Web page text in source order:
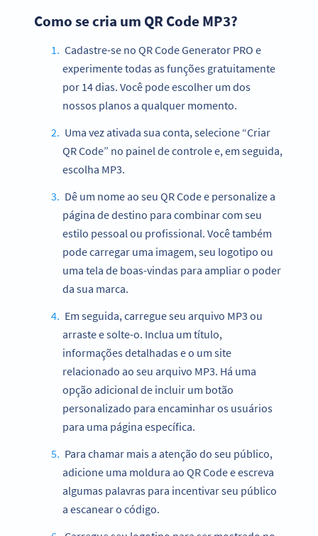
Como se cria um QR Code MP3?
Cadastre-se no QR Code Generator PRO e
experimente todas as funções gratuitamente
por 14 dias. Você pode escolher um dos
nossos planos a qualquer momento.
Uma vez ativada sua conta, selecione “Criar
QR Code” no painel de controle e, em seguida,
escolha MP3.
Dê um nome ao seu QR Code e personalize a
página de destino para combinar com seu
estilo pessoal ou profissional. Você também
pode carregar uma imagem, seu logotipo ou
uma tela de boas-vindas para ampliar o poder
da sua marca.
Em seguida, carregue seu arquivo MP3 ou
arraste e solte-o. Inclua um título,
informações detalhadas e o um site
relacionado ao seu arquivo MP3. Há uma
opção adicional de incluir um botão
personalizado para encaminhar os usuários
para uma página específica.
Para chamar mais a atenção do seu público,
adicione uma moldura ao QR Code e escreva
algumas palavras para incentivar seu público
a escanear o código.